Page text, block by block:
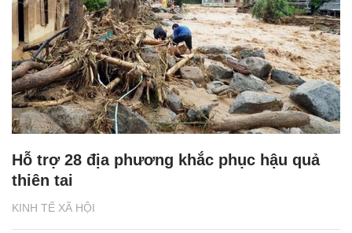
KINH TẾ XÃ HỘI
Hỗ trợ 28 địa phương khắc phục hậu quả
thiên tai